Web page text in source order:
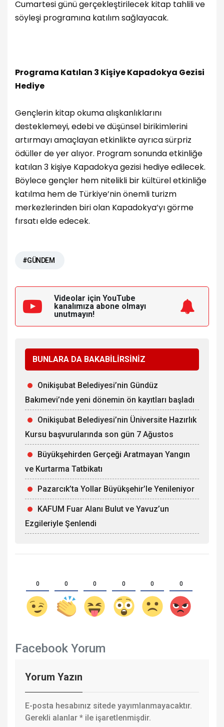
Cumartesi günü gerçekleştirilecek kitap tahlili ve
söyleşi programına katılım sağlayacak.
Programa Katılan 3 Kişiye Kapadokya Gezisi
Hediye
Gençlerin kitap okuma alışkanlıklarını
desteklemeyi, edebi ve düşünsel birikimlerini
artırmayı amaçlayan etkinlikte ayrıca sürpriz
ödüller de yer alıyor. Program sonunda etkinliğe
katılan 3 kişiye Kapadokya gezisi hediye edilecek.
Böylece gençler hem nitelikli bir kültürel etkinliğe
katılma hem de Türkiye’nin önemli turizm
merkezlerinden biri olan Kapadokya’yı görme
fırsatı elde edecek.
#GÜNDEM
Videolar için YouTube
kanalımıza abone olmayı
unutmayın!
BUNLARA DA BAKABİLİRSİNİZ
Onikişubat Belediyesi’nin Gündüz
Bakımevi’nde yeni dönemin ön kayıtları başladı
Onikişubat Belediyesi’nin Üniversite Hazırlık
Kursu başvurularında son gün 7 Ağustos
Büyükşehirden Gerçeği Aratmayan Yangın
ve Kurtarma Tatbikatı
Pazarcık’ta Yollar Büyükşehir’le Yenileniyor
KAFUM Fuar Alanı Bulut ve Yavuz’un
Ezgileriyle Şenlendi
0 0 0 0 0 0
Facebook Yorum
Yorum Yazın
E-posta hesabınız sitede yayımlanmayacaktır.
Gerekli alanlar * ile işaretlenmişdir.